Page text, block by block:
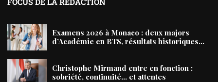
Examens 2026 à Monaco : deux majors
d’Académie en BTS, résultats historiques...
Christophe Mirmand entre en fonction :
sobriété, continuité… et attentes